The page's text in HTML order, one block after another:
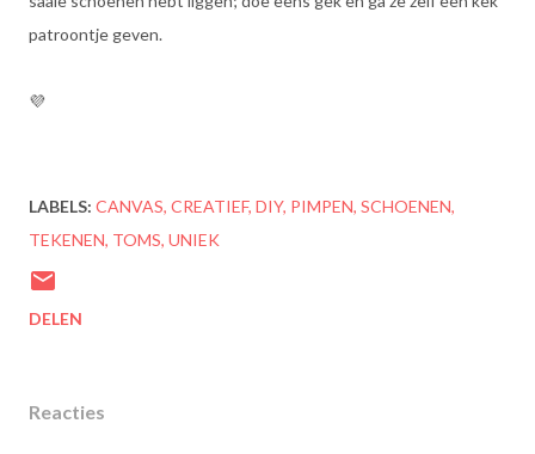
patroontje geven.
💜
LABELS: CANVAS CREATIEF DIY PIMPEN SCHOENEN
TEKENEN TOMS UNIEK
DELEN
Reacties